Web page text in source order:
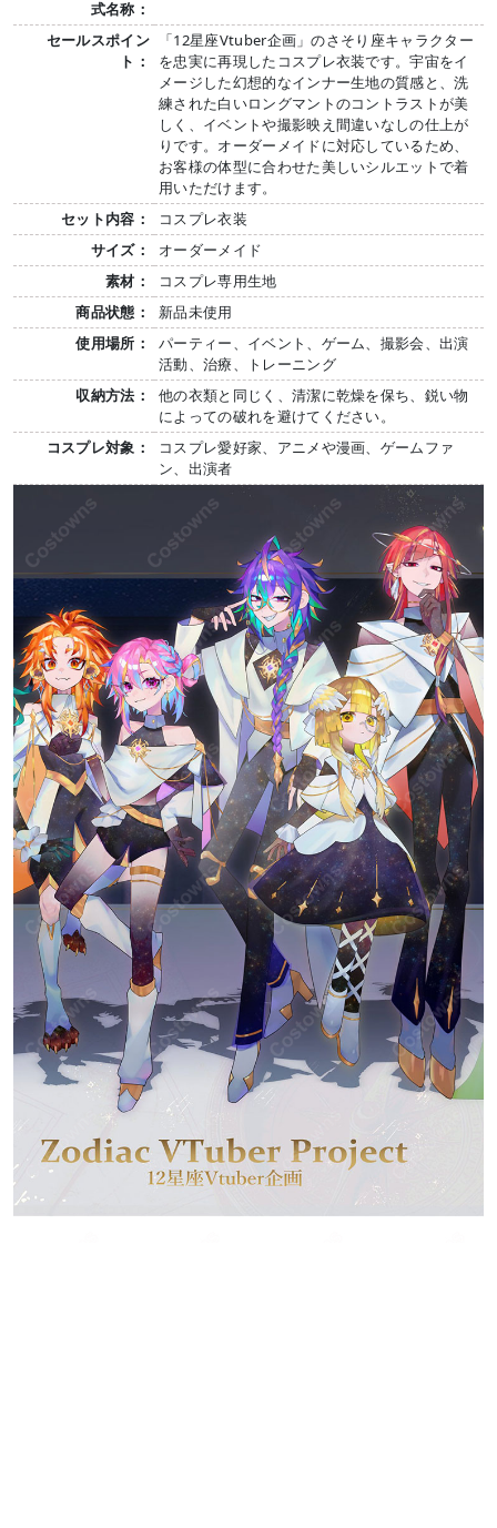
式名称：
セールスポイン
ト：
「12星座Vtuber企画」のさそり座キャラクター
を忠実に再現したコスプレ衣装です。宇宙をイ
メージした幻想的なインナー生地の質感と、洗
練された白いロングマントのコントラストが美
しく、イベントや撮影映え間違いなしの仕上が
りです。オーダーメイドに対応しているため、
お客様の体型に合わせた美しいシルエットで着
用いただけます。
セット内容：
コスプレ衣装
サイズ：
オーダーメイド
素材：
コスプレ専用生地
商品状態：
新品未使用
使用場所：
パーティー、イベント、ゲーム、撮影会、出演
活動、治療、トレーニング
収納方法：
他の衣類と同じく、清潔に乾燥を保ち、鋭い物
によっての破れを避けてください。
コスプレ対象：
コスプレ愛好家、アニメや漫画、ゲームファ
ン、出演者